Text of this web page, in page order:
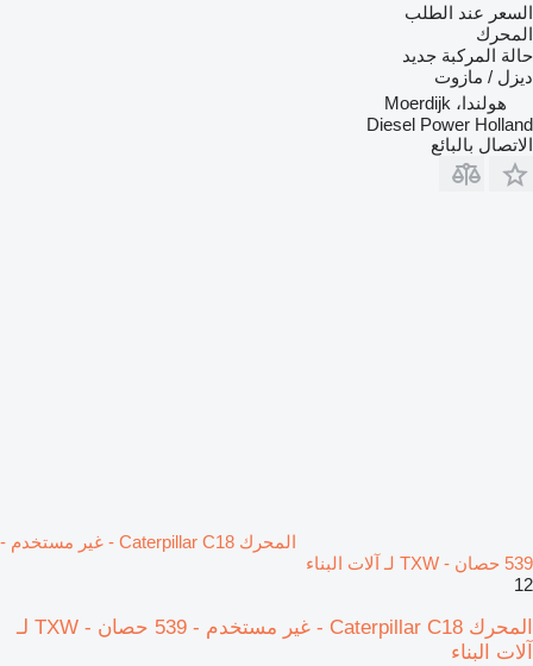
السعر عند الطلب
المحرك
حالة المركبة جديد
ديزل / مازوت
هولندا، Moerdijk
Diesel Power Holland
الاتصال بالبائع
المحرك Caterpillar C18 - غير مستخدم -
539 حصان - TXW لـ آلات البناء
12
المحرك Caterpillar C18 - غير مستخدم - 539 حصان - TXW لـ
آلات البناء